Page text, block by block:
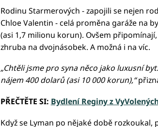
Rodinu Starmerových - zapojili se nejen
Chloe Valentin - celá proměna garáže na
(asi 1,7 milionu korun). Ovšem
zhruba na dvojnásobek. A možná i na víc.
„Chtěli jsme pro syna něco jako luxusní
nájem 400 dolarů (asi 10 000 korun),“
PŘEČTĚTE SI: Bydlení Reginy z
Když se Lyman po nějaké době rozkoukal,